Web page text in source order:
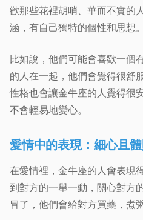
歡那些花裡胡哨、華而不實的
涵，有自己獨特的個性和思想。
比如說，他們可能會喜歡一個
的人在一起，他們會覺得很舒
性格也會讓金牛座的人覺得很
不會輕易地變心。
愛情中的表現：細心且
在愛情裡，金牛座的人會表現
到對方的一舉一動，關心對方
冒了，他們會給對方買藥，煮